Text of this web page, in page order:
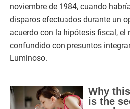
noviembre de 1984, cuando
disparos efectuados durante un
acuerdo con la hipótesis fiscal, el
confundido con presuntos
Luminoso.